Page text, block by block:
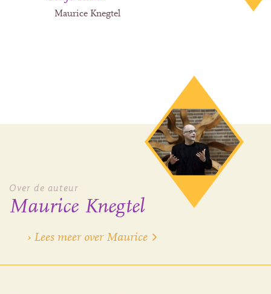
Maurice Knegtel
Over de auteur
Maurice Knegtel
› Lees meer over Maurice